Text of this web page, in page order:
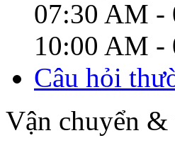
07:30 AM -
10:00 AM -
Câu hỏi
Vận chuyển &